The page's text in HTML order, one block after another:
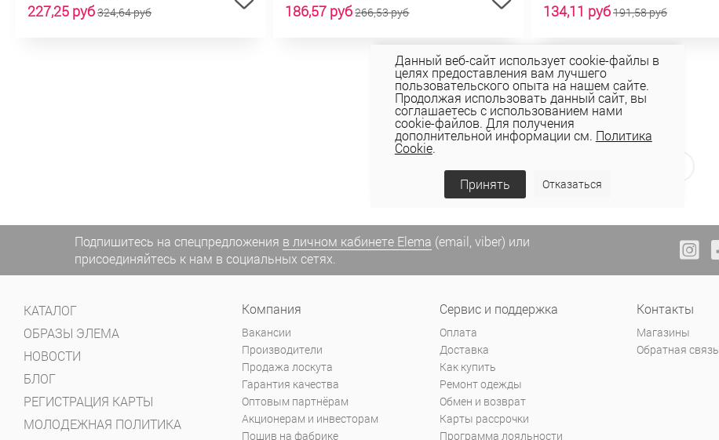
227,25 руб324,64 руб 186,57 руб266,53 руб 134,11 руб191,58 руб
Показать ещё
Подпишитесь на спецпредложения в личном кабинете Elema (email, viber) или
присоединяйтесь к нам в социальных сетях.
КАТАЛОГ
ОБРАЗЫ ЭЛЕМА
НОВОСТИ
БЛОГ
РЕГИСТРАЦИЯ КАРТЫ
МОЛОДЕЖНАЯ ПОЛИТИКА
Компания
Вакансии
Производители
Продажа лоскута
Гарантия качества
Оптовым партнёрам
Акционерам и инвесторам
Пошив на фабрике
Сервис и поддержка
Оплата
Доставка
Как купить
Ремонт одежды
Обмен и возврат
Карты рассрочки
Программа лояльности
Контакты
Магазины
Обратная связь
Данный веб-сайт использует cookie-файлы в
целях предоставления вам лучшего
пользовательского опыта на нашем сайте.
Продолжая использовать данный сайт, вы
соглашаетесь с использованием нами
cookie-файлов. Для получения
дополнительной информации см. Политика
Cookie.
Принять Отказаться